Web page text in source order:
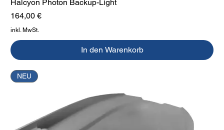
Halcyon Photon Backup-Light
Preis
164,00 €
inkl. MwSt.
In den Warenkorb
NEU